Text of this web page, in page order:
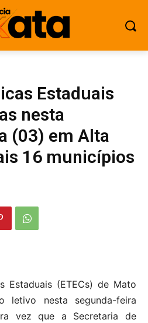
Estaduais
nesta
(03) em Alta
16 municípios
Estaduais (ETECs) de Mato
letivo nesta segunda-feira
vez que a Secretaria de